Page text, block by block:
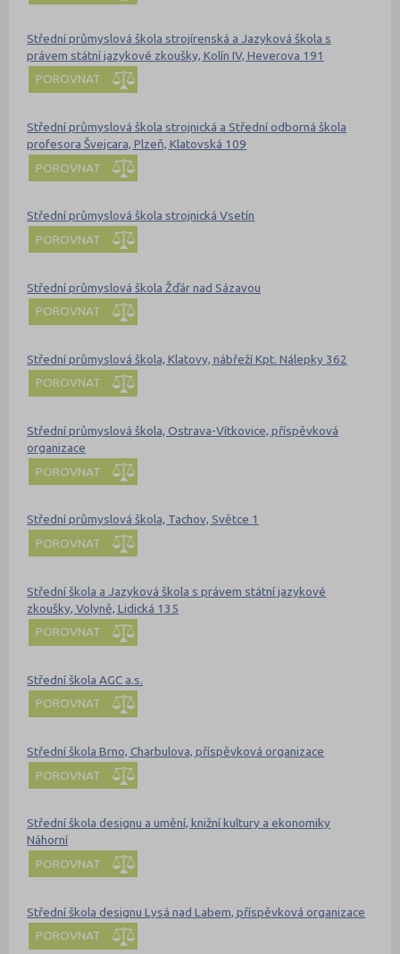
Střední průmyslová škola strojírenská a Jazyková škola s
právem státní jazykové zkoušky, Kolín IV, Heverova 191
POROVNAT
Střední průmyslová škola strojnická a Střední odborná škola
profesora Švejcara, Plzeň, Klatovská 109
POROVNAT
Střední průmyslová škola strojnická Vsetín
POROVNAT
Střední průmyslová škola Žďár nad Sázavou
POROVNAT
Střední průmyslová škola, Klatovy, nábřeží Kpt. Nálepky 362
POROVNAT
Střední průmyslová škola, Ostrava-Vítkovice, příspěvková
organizace
POROVNAT
Střední průmyslová škola, Tachov, Světce 1
POROVNAT
Střední škola a Jazyková škola s právem státní jazykové
zkoušky, Volyně, Lidická 135
POROVNAT
Střední škola AGC a.s.
POROVNAT
Střední škola Brno, Charbulova, příspěvková organizace
POROVNAT
Střední škola designu a umění, knižní kultury a ekonomiky
Náhorní
POROVNAT
Střední škola designu Lysá nad Labem, příspěvková organizace
POROVNAT